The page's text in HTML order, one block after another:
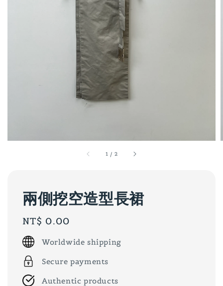
1 / 2
兩側挖空造型長裙
Regular
price
NT$ 0.00
Worldwide shipping
Secure payments
Authentic products